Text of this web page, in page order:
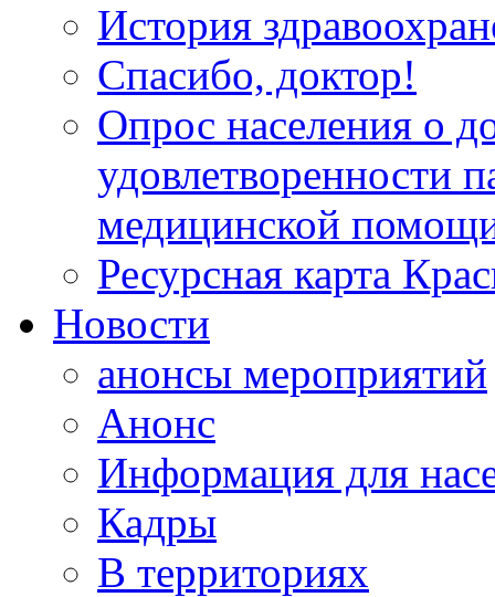
История
Спасибо, доктор!
Опрос населения о
удовлетворенности
медицинской
Ресурсная карта
Новости
анонсы мероприятий
Анонс
Информация для
Кадры
В территориях